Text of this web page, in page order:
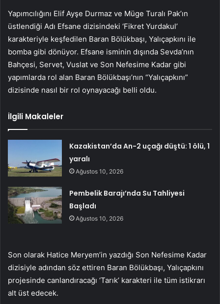
Yapımcılığını Elif Ayşe Durmaz ve Müge Turalı Pak’ın
üstlendiği Adı Efsane dizisindeki ‘Fikret Yurdakul’
karakteriyle keşfedilen Baran Bölükbaşı, Yalıçapkını ile
bomba gibi dönüyor. Efsane isminin dışında Sevda’nın
Bahçesi, Servet, Vuslat ve Son Nefesime Kadar gibi
yapımlarda rol alan Baran Bölükbaşı’nın “Yalıçapkını”
dizisinde nasıl bir rol oynayacağı belli oldu.
İlgili Makaleler
Kazakistan’da An-2 uçağı düştü: 1 ölü, 1
yaralı
Ağustos 10, 2026
Pembelik Barajı’nda Su Tahliyesi
Başladı
Ağustos 10, 2026
Son olarak Hatice Meryem’in yazdığı Son Nefesime Kadar
dizisiyle adından söz ettiren Baran Bölükbaşı, Yalıçapkını
projesinde canlandıracağı ‘Tarık’ karakteri ile tüm istikrarı
alt üst edecek.